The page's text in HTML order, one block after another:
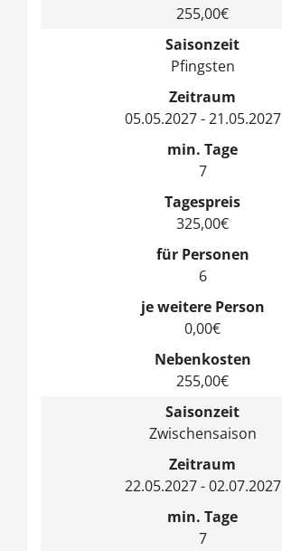
255,00€
Saisonzeit
Pfingsten
Zeitraum
05.05.2027 - 21.05.2027
min. Tage
7
Tagespreis
325,00€
für Personen
6
je weitere Person
0,00€
Nebenkosten
255,00€
Saisonzeit
Zwischensaison
Zeitraum
22.05.2027 - 02.07.2027
min. Tage
7